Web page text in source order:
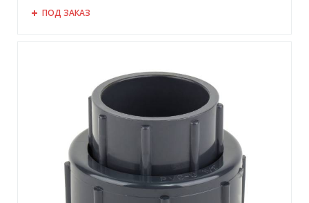
ПОД ЗАКАЗ